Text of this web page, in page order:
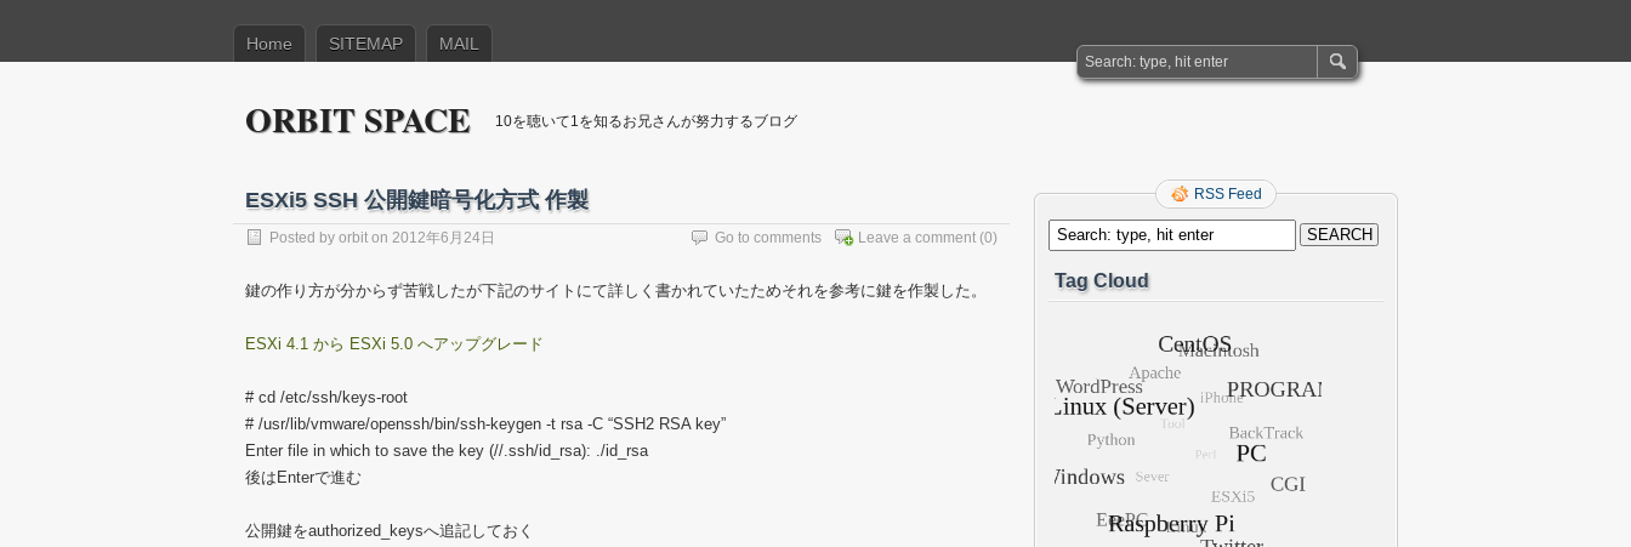
Home SITEMAP MAIL
ORBIT SPACE 10を聴いて1を知るお兄さんが努力するブログ
ESXi5 SSH 公開鍵暗号化方式 作製
Posted by orbit on 2012年6月24日 Leave a comment (0)
Go to comments
鍵の作り方が分からず苦戦したが下記のサイトにて詳しく書かれていたためそれを参考に鍵を作製した。
ESXi 4.1 から ESXi 5.0 へアップグレード
# cd /etc/ssh/keys-root
# /usr/lib/vmware/openssh/bin/ssh-keygen -t rsa -C “SSH2 RSA key”
Enter file in which to save the key (//.ssh/id_rsa): ./id_rsa
後はEnterで進む
公開鍵をauthorized_keysへ追記しておく
RSS Feed
Tag Cloud